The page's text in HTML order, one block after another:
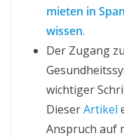
mieten in
wissen.
Der Zugang
wichtiger
DieserArtikel
Anspruch auf